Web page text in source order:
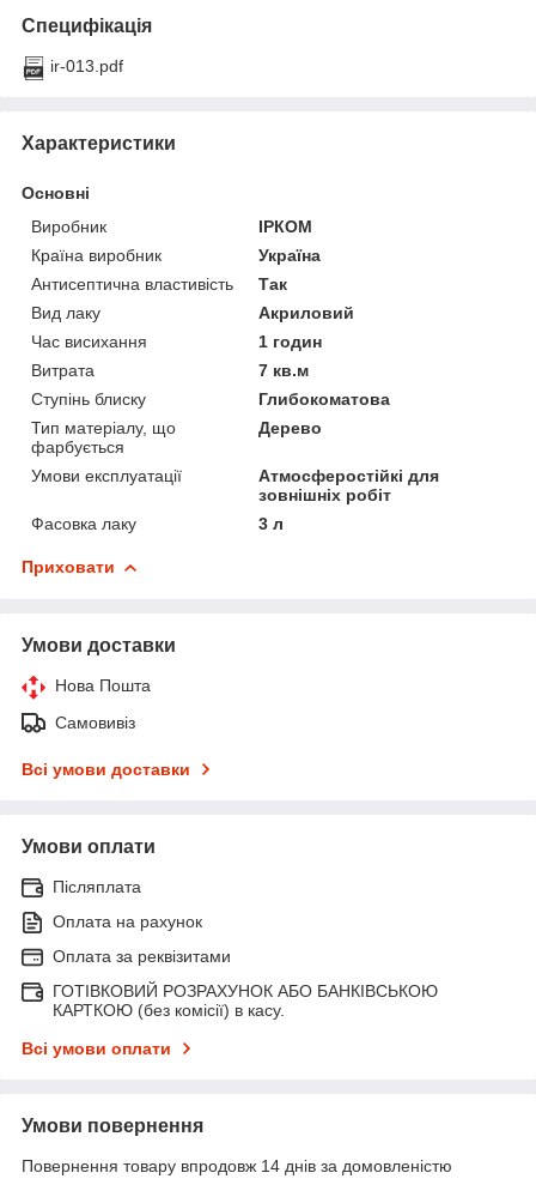
Специфікація
ir-013.pdf
Характеристики
Основні
Виробник
ІРКОМ
Країна виробник
Україна
Антисептична властивість
Так
Вид лаку
Акриловий
Час висихання
1 годин
Витрата
7 кв.м
Ступінь блиску
Глибокоматова
Тип матеріалу, що
фарбується
Дерево
Умови експлуатації
Атмосферостійкі для
зовнішніх робіт
Фасовка лаку
3 л
Приховати
Умови доставки
Нова Пошта
Самовивіз
Всі умови доставки
Умови оплати
Післяплата
Оплата на рахунок
Оплата за реквізитами
ГОТІВКОВИЙ РОЗРАХУНОК АБО БАНКІВСЬКОЮ
КАРТКОЮ (без комісії) в касу.
Всі умови оплати
Умови повернення
Повернення товару впродовж 14 днів за домовленістю